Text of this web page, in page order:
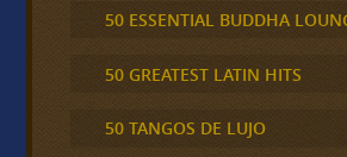
50 ESSENTIAL BUDDHA
50 GREATEST LATIN HITS
50 TANGOS DE LUJO